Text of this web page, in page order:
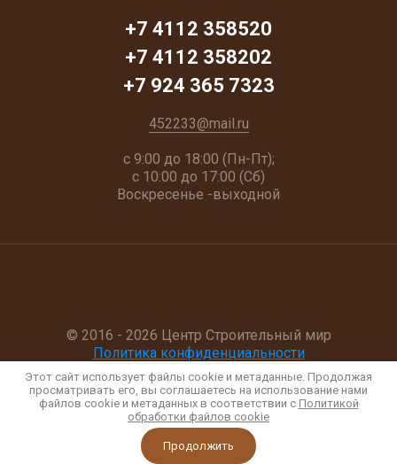
+7 4112 358520
+7 4112 358202
+7 924 365 7323
452233@mail.ru
с 9:00 до 18:00 (Пн-Пт);
с 10:00 до 17:00 (Сб)
Воскресенье -выходной
© 2016 - 2026 Центр Строительный мир
Политика конфиденциальности
Этот сайт использует файлы cookie и метаданные. Продолжая
просматривать его, вы соглашаетесь на использование нами
файлов cookie и метаданных в соответствии с Политикой
обработки файлов cookie
Продолжить